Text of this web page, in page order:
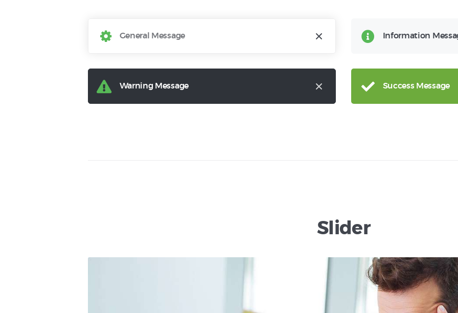
General Message
Warning Message
Information
Success Message
Slider